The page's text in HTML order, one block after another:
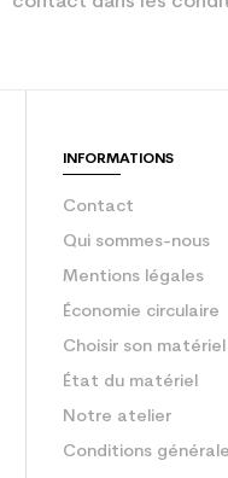
Type de produit
INFORMATIONS
Contact
Qui sommes-nous
Mentions légales
Économie circulaire
Choisir son matériel
État du matériel
Notre atelier
Conditions